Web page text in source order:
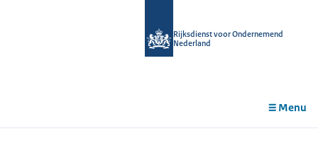
Rijksdienst voor Ondernemend
Nederland
Menu